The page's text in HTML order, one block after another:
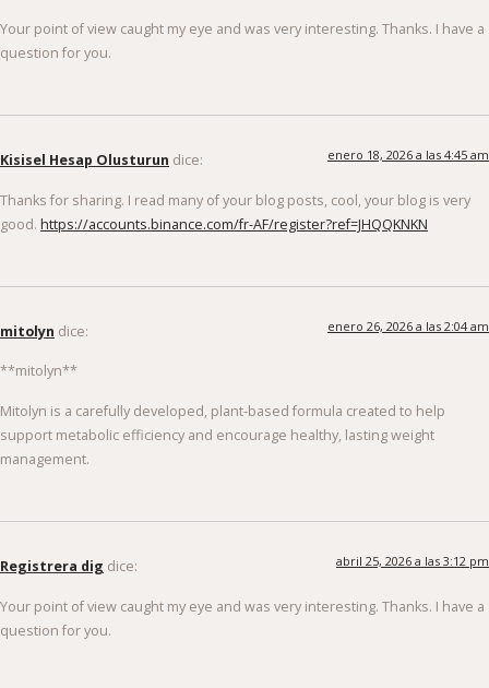
Your point of view caught my eye and was very interesting. Thanks. I have a
question for you.
Kisisel Hesap Olusturun dice: enero 18, 2026 a las 4:45 am
Thanks for sharing. I read many of your blog posts, cool, your blog is very
good. https://accounts.binance.com/fr-AF/register?ref=JHQQKNKN
mitolyn dice: enero 26, 2026 a las 2:04 am
**mitolyn**
Mitolyn is a carefully developed, plant-based formula created to help
support metabolic efficiency and encourage healthy, lasting weight
management.
Registrera dig dice: abril 25, 2026 a las 3:12 pm
Your point of view caught my eye and was very interesting. Thanks. I have a
question for you.